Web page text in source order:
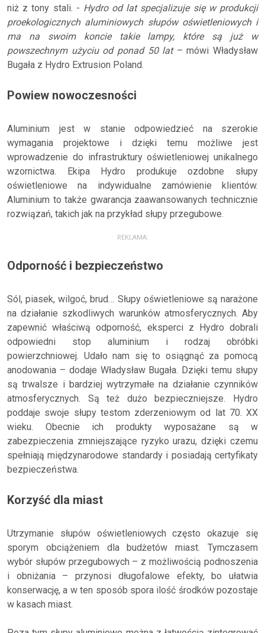
niż z tony stali. - Hydro od lat specjalizuje się w produkcji
proekologicznych aluminiowych słupów oświetleniowych i
ma na swoim koncie takie lampy, które są już w
powszechnym użyciu od ponad 50 lat– mówi Władysław
Bugała z Hydro Extrusion Poland.
Powiew nowoczesności
Aluminium jest w stanie odpowiedzieć na szerokie
wymagania projektowe i dzięki temu możliwe jest
wprowadzenie do infrastruktury oświetleniowej unikalnego
wzornictwa. Ekipa Hydro produkuje ozdobne słupy
oświetleniowe na indywidualne zamówienie klientów.
Aluminium to także gwarancja zaawansowanych technicznie
rozwiązań, takich jak na przykład słupy przegubowe.
REKLAMA:
Odporność i bezpieczeństwo
Sól, piasek, wilgoć, brud… Słupy oświetleniowe są narażone
na działanie szkodliwych warunków atmosferycznych. Aby
zapewnić właściwą odporność, eksperci z Hydro dobrali
odpowiedni stop aluminium i rodzaj obróbki
powierzchniowej. Udało nam się to osiągnąć za pomocą
anodowania – dodaje Władysław Bugała. Dzięki temu słupy
są trwalsze i bardziej wytrzymałe na działanie czynników
atmosferycznych. Są też dużo bezpieczniejsze. Hydro
poddaje swoje słupy testom zderzeniowym od lat 70. XX
wieku. Obecnie ich produkty wyposażane są w
zabezpieczenia zmniejszające ryzyko urazu, dzięki czemu
spełniają międzynarodowe standardy i posiadają certyfikaty
bezpieczeństwa.
Korzyść dla miast
Utrzymanie słupów oświetleniowych często okazuje się
sporym obciążeniem dla budżetów miast. Tymczasem
wybór słupów przegubowych – z możliwością podnoszenia
i obniżania – przynosi długofalowe efekty, bo ułatwia
konserwację, a w ten sposób spora ilość środków pozostaje
w kasach miast.